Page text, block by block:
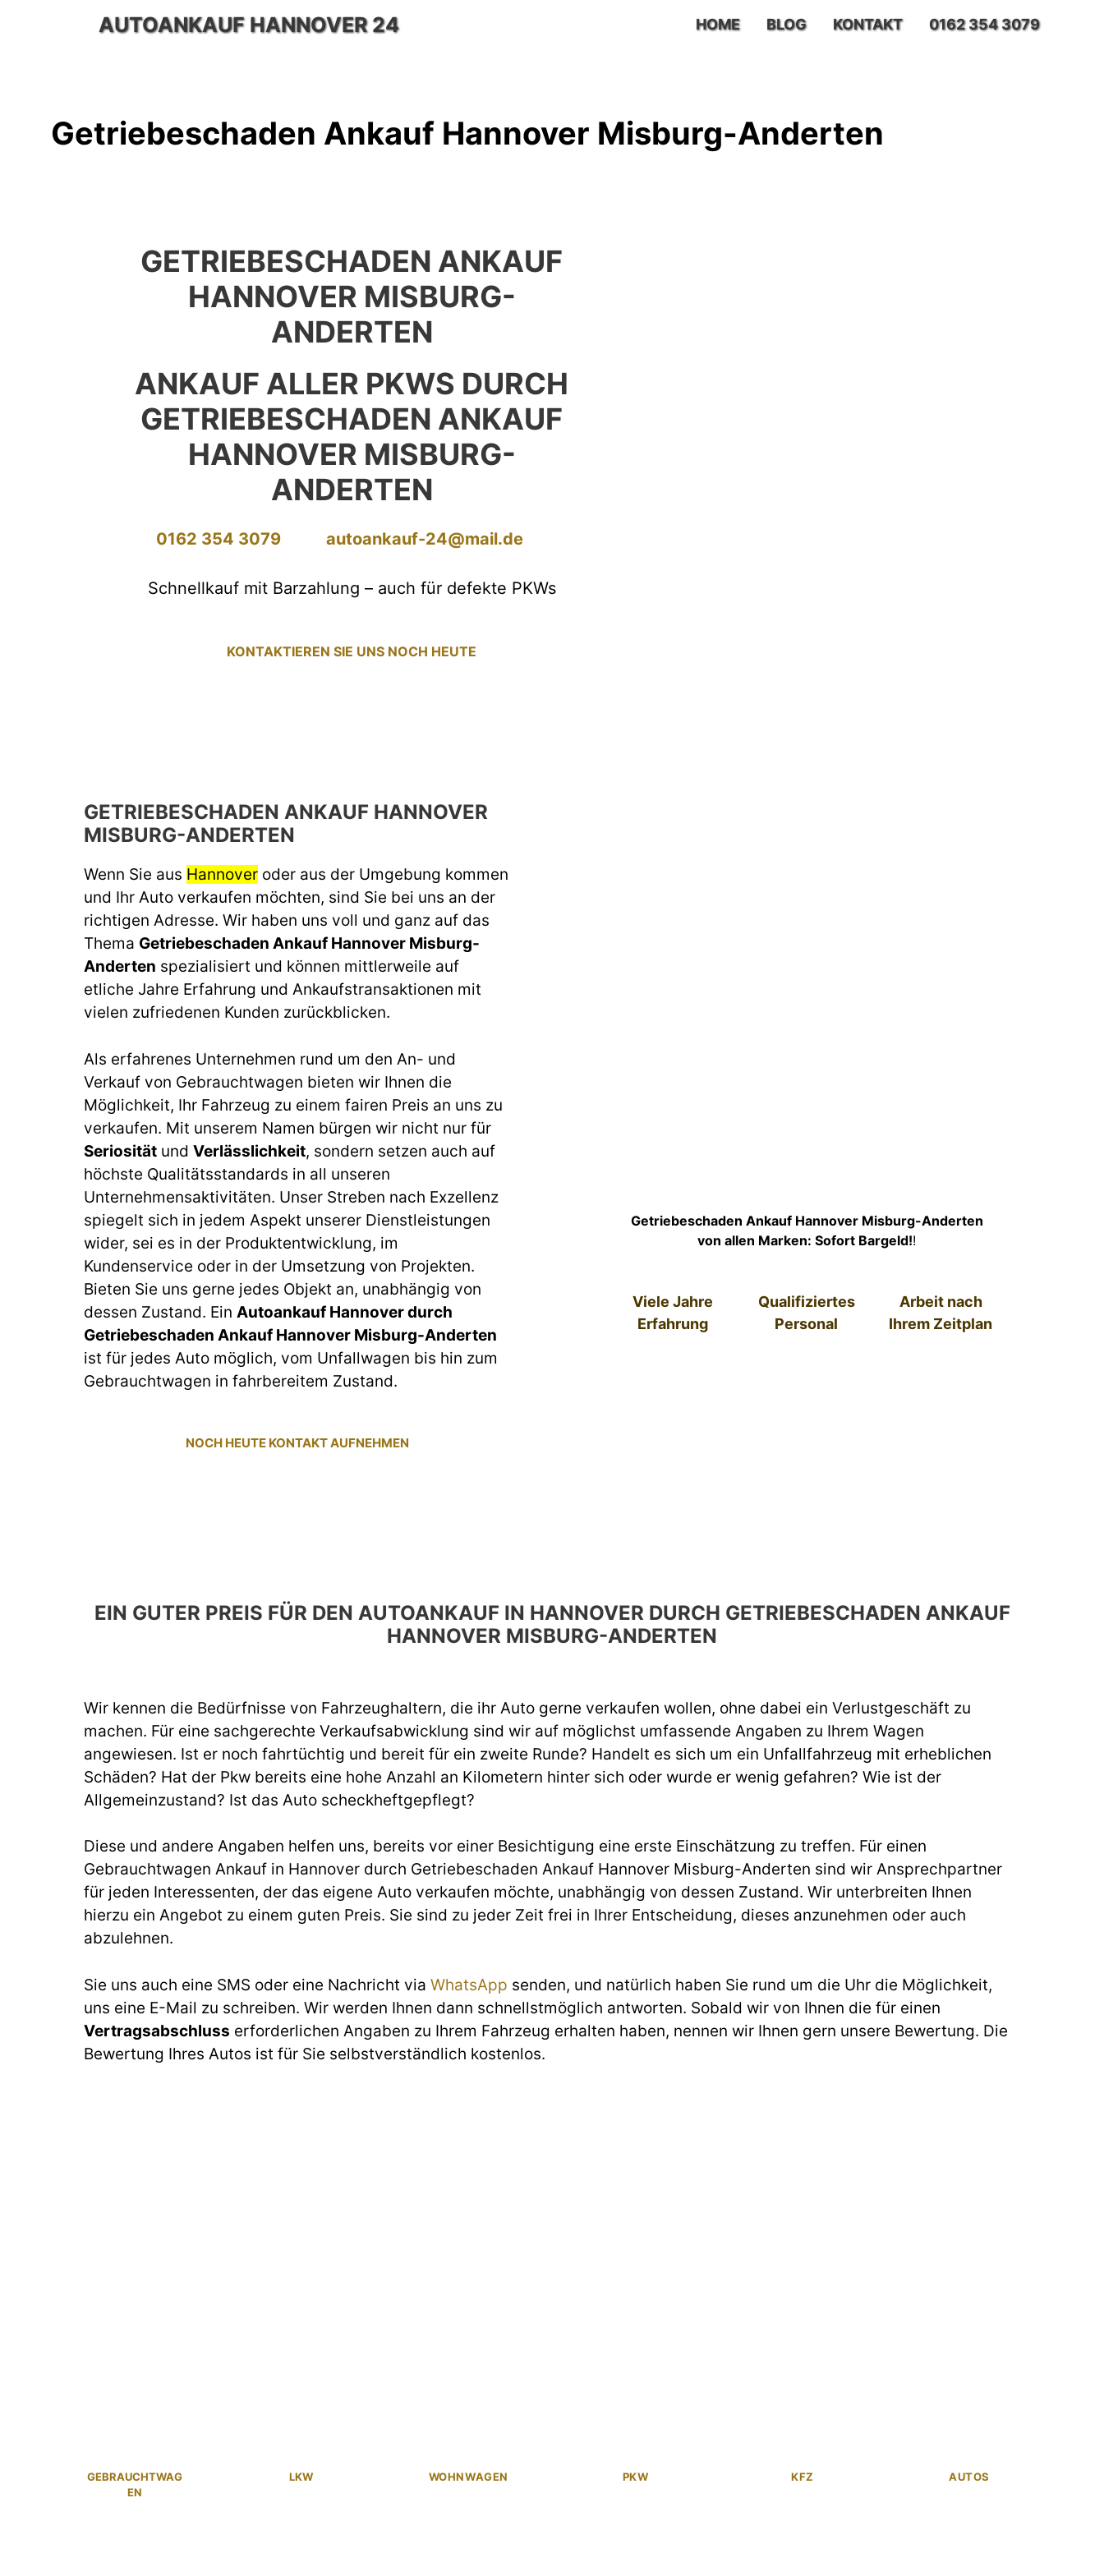
AUTOANKAUF HANNOVER 24 HOME BLOG KONTAKT 0162 354 3079
Getriebeschaden Ankauf Hannover Misburg-Anderten
GETRIEBESCHADEN ANKAUF
HANNOVER MISBURG-
ANDERTEN
ANKAUF ALLER PKWS DURCH
GETRIEBESCHADEN ANKAUF
HANNOVER MISBURG-
ANDERTEN
0162 354 3079 autoankauf-24@mail.de
Schnellkauf mit Barzahlung – auch für defekte PKWs
KONTAKTIEREN SIE UNS NOCH HEUTE
GETRIEBESCHADEN ANKAUF HANNOVER
MISBURG-ANDERTEN
Wenn Sie aus Hannover oder aus der Umgebung kommen
und Ihr Auto verkaufen möchten, sind Sie bei uns an der
richtigen Adresse. Wir haben uns voll und ganz auf das
Thema Getriebeschaden Ankauf Hannover Misburg-
Anderten spezialisiert und können mittlerweile auf
etliche Jahre Erfahrung und Ankaufstransaktionen mit
vielen zufriedenen Kunden zurückblicken.
Als erfahrenes Unternehmen rund um den An- und
Verkauf von Gebrauchtwagen bieten wir Ihnen die
Möglichkeit, Ihr Fahrzeug zu einem fairen Preis an uns zu
verkaufen. Mit unserem Namen bürgen wir nicht nur für
Seriosität und Verlässlichkeit, sondern setzen auch auf
höchste Qualitätsstandards in all unseren
Unternehmensaktivitäten. Unser Streben nach Exzellenz
spiegelt sich in jedem Aspekt unserer Dienstleistungen
wider, sei es in der Produktentwicklung, im
Kundenservice oder in der Umsetzung von Projekten.
Bieten Sie uns gerne jedes Objekt an, unabhängig von
dessen Zustand. Ein Autoankauf Hannover durch
Getriebeschaden Ankauf Hannover Misburg-Anderten
ist für jedes Auto möglich, vom Unfallwagen bis hin zum
Gebrauchtwagen in fahrbereitem Zustand.
NOCH HEUTE KONTAKT AUFNEHMEN
Getriebeschaden Ankauf Hannover Misburg-Anderten
von allen Marken: Sofort Bargeld!!
Viele Jahre
Erfahrung
Qualifiziertes
Personal
Arbeit nach
Ihrem Zeitplan
EIN GUTER PREIS FÜR DEN AUTOANKAUF IN HANNOVER DURCH GETRIEBESCHADEN ANKAUF
HANNOVER MISBURG-ANDERTEN
Wir kennen die Bedürfnisse von Fahrzeughaltern, die ihr Auto gerne verkaufen wollen, ohne dabei ein Verlustgeschäft zu
machen. Für eine sachgerechte Verkaufsabwicklung sind wir auf möglichst umfassende Angaben zu Ihrem Wagen
angewiesen. Ist er noch fahrtüchtig und bereit für ein zweite Runde? Handelt es sich um ein Unfallfahrzeug mit erheblichen
Schäden? Hat der Pkw bereits eine hohe Anzahl an Kilometern hinter sich oder wurde er wenig gefahren? Wie ist der
Allgemeinzustand? Ist das Auto scheckheftgepflegt?
Diese und andere Angaben helfen uns, bereits vor einer Besichtigung eine erste Einschätzung zu treffen. Für einen
Gebrauchtwagen Ankauf in Hannover durch Getriebeschaden Ankauf Hannover Misburg-Anderten sind wir Ansprechpartner
für jeden Interessenten, der das eigene Auto verkaufen möchte, unabhängig von dessen Zustand. Wir unterbreiten Ihnen
hierzu ein Angebot zu einem guten Preis. Sie sind zu jeder Zeit frei in Ihrer Entscheidung, dieses anzunehmen oder auch
abzulehnen.
Sie uns auch eine SMS oder eine Nachricht via WhatsApp senden, und natürlich haben Sie rund um die Uhr die Möglichkeit,
uns eine E-Mail zu schreiben. Wir werden Ihnen dann schnellstmöglich antworten. Sobald wir von Ihnen die für einen
Vertragsabschluss erforderlichen Angaben zu Ihrem Fahrzeug erhalten haben, nennen wir Ihnen gern unsere Bewertung. Die
Bewertung Ihres Autos ist für Sie selbstverständlich kostenlos.
GEBRAUCHTWAG
EN
LKW WOHNWAGEN PKW KFZ AUTOS